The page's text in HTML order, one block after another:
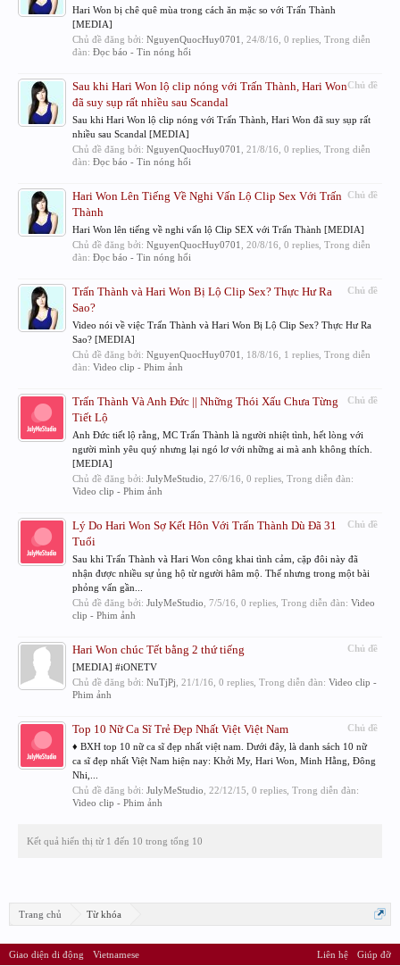
Hari Won bị chê quê mùa trong cách ăn mặc so với Trấn Thành
[MEDIA]
Chủ đề đăng bởi: NguyenQuocHuy0701 24/8/16 , 0 replies, Trong diễn
đàn: Đọc báo - Tin nóng hổi
Chủ đề
Sau khi Hari Won lộ clip nóng với Trấn Thành, Hari Won
đã suy sụp rất nhiều sau Scandal
Sau khi Hari Won lộ clip nóng với Trấn Thành, Hari Won đã suy sụp rất
nhiều sau Scandal [MEDIA]
Chủ đề đăng bởi: NguyenQuocHuy0701 21/8/16 , 0 replies, Trong diễn
đàn: Đọc báo - Tin nóng hổi
Chủ đề
Hari Won Lên Tiếng Về Nghi Vấn Lộ Clip Sex Với Trấn
Thành
Hari Won lên tiếng về nghi vấn lộ Clip SEX với Trấn Thành [MEDIA]
Chủ đề đăng bởi: NguyenQuocHuy0701 20/8/16 , 0 replies, Trong diễn
đàn: Đọc báo - Tin nóng hổi
Chủ đề
Trấn Thành và Hari Won Bị Lộ Clip Sex? Thực Hư Ra
Sao?
Video nói về việc Trấn Thành và Hari Won Bị Lộ Clip Sex? Thực Hư Ra
Sao? [MEDIA]
Chủ đề đăng bởi: NguyenQuocHuy0701 18/8/16 , 1 replies, Trong diễn
đàn: Video clip - Phim ảnh
Chủ đề
Trấn Thành Và Anh Đức || Những Thói Xấu Chưa Từng
Tiết Lộ
Anh Đức tiết lộ rằng, MC Trấn Thành là người nhiệt tình, hết lòng với
người mình yêu quý nhưng lại ngó lơ với những ai mà anh không thích.
[MEDIA]
Chủ đề đăng bởi: JulyMeStudio 27/6/16 , 0 replies, Trong diễn đàn:
Video clip - Phim ảnh
Chủ đề
Lý Do Hari Won Sợ Kết Hôn Với Trấn Thành Dù Đã 31
Tuổi
Sau khi Trấn Thành và Hari Won công khai tình cảm, cặp đôi này đã
nhận được nhiều sự ủng hộ từ người hâm mộ. Thế nhưng trong một bài
phỏng vấn gần...
Chủ đề đăng bởi: JulyMeStudio 7/5/16 , 0 replies, Trong diễn đàn: Video
clip - Phim ảnh
Chủ đề
Hari Won chúc Tết bằng 2 thứ tiếng
[MEDIA] #iONETV
Chủ đề đăng bởi: NuTjPj 21/1/16 , 0 replies, Trong diễn đàn: Video clip -
Phim ảnh
Chủ đề
Top 10 Nữ Ca Sĩ Trẻ Đẹp Nhất Việt Việt Nam
♦ BXH top 10 nữ ca sĩ đẹp nhất việt nam. Dưới đây, là danh sách 10 nữ
ca sĩ đẹp nhất Việt Nam hiện nay: Khởi My, Hari Won, Minh Hằng, Đông
Nhi,...
Chủ đề đăng bởi: JulyMeStudio 22/12/15 , 0 replies, Trong diễn đàn:
Video clip - Phim ảnh
Kết quả hiển thị từ 1 đến 10 trong tổng 10
Trang chủ Từ khóa
Giao diện di động Vietnamese Liên hệ Giúp đỡ